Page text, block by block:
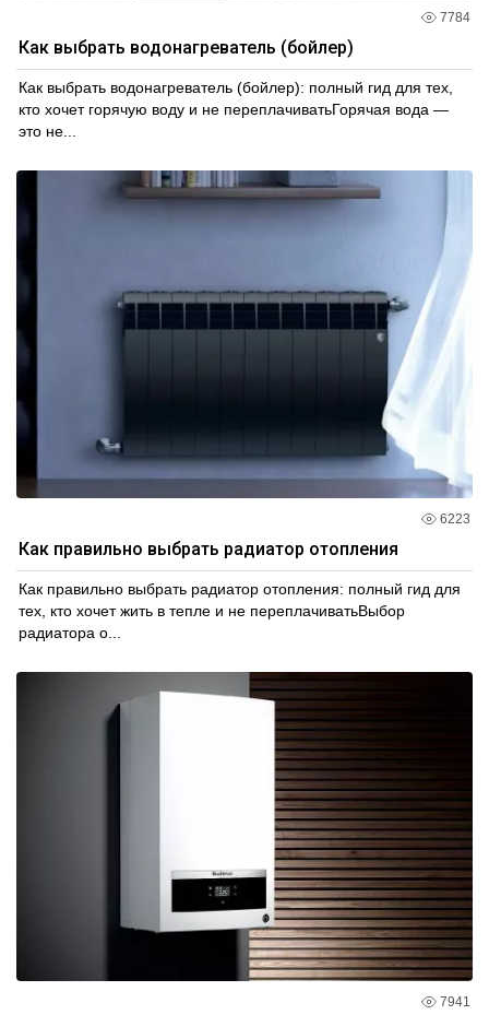
7784
Как выбрать водонагреватель (бойлер)
Как выбрать водонагреватель (бойлер): полный гид для тех,
кто хочет горячую воду и не переплачиватьГорячая вода —
это не...
6223
Как правильно выбрать радиатор отопления
Как правильно выбрать радиатор отопления: полный гид для
тех, кто хочет жить в тепле и не переплачиватьВыбор
радиатора о...
7941